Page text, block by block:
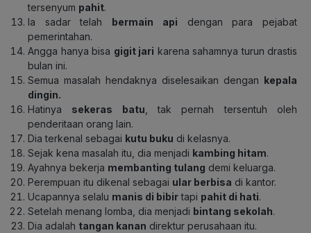
tersenyum pahit.
Ia sadar telah bermain api
dengan para pejabat
pemerintahan.
Angga hanya bisa gigit jari karena sahamnya turun drastis
bulan ini.
Semua masalah hendaknya diselesaikan dengan kepala
dingin.
Hatinya sekeras batu , tak pernah tersentuh oleh
penderitaan orang lain.
Dia terkenal sebagai kutu buku di kelasnya.
Sejak kena masalah itu, dia menjadi kambing hitam.
Ayahnya bekerja membanting tulang demi keluarga.
Perempuan itu dikenal sebagai ular berbisa di kantor.
Ucapannya selalu manis di bibirtapi pahit di hati.
Setelah menang lomba, dia menjadi bintang sekolah.
Dia adalah tangan kanan direktur perusahaan itu.